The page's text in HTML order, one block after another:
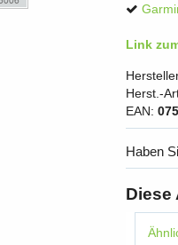
Link
Herst.-
EAN:
Haben
Diese